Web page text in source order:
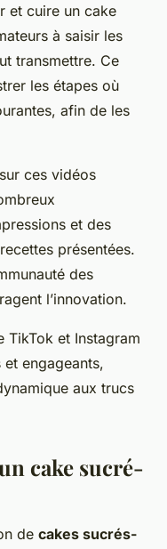
et cuire un cake
à saisir les
transmettre. Ce
les étapes où
afin de les
sur ces vidéos
et des
présentées.
des
l’innovation.
TikTok et Instagram
engageants,
aux trucs
cake sucré-
de cakes sucrés-